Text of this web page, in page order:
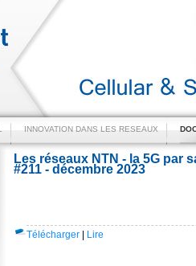
INNOVATION DANS LES RESEAUX
Les réseaux NTN - la 5G par
#211 - décembre 2023
Télécharger Lire